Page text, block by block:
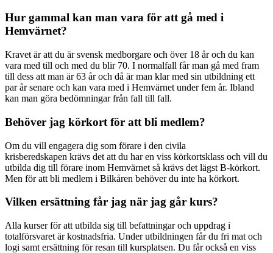
Hur gammal kan man vara för att gå med i
Hemvärnet?
Kravet är att du är svensk medborgare och över 18 år och du kan
vara med till och med du blir 70. I normalfall får man gå med fram
till dess att man är 63 år och då är man klar med sin utbildning ett
par år senare och kan vara med i Hemvärnet under fem år. Ibland
kan man göra bedömningar från fall till fall.
Behöver jag körkort för att bli medlem?
Om du vill engagera dig som förare i den civila
krisberedskapen krävs det att du har en viss körkortsklass och vill du
utbilda dig till förare inom Hemvärnet så krävs det lägst B-körkort.
Men för att bli medlem i Bilkåren behöver du inte ha körkort.
Vilken ersättning får jag när jag går kurs?
Alla kurser för att utbilda sig till befattningar och uppdrag i
totalförsvaret är kostnadsfria. Under utbildningen får du fri mat och
logi samt ersättning för resan till kursplatsen. Du får också en viss